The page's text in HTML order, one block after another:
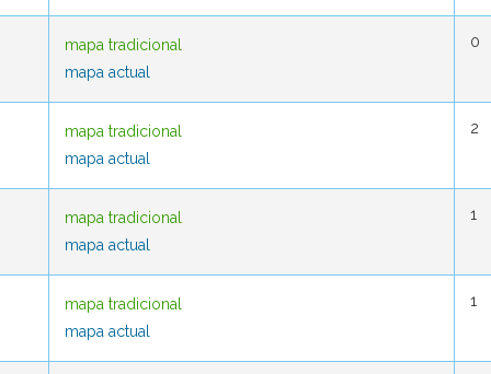
mapa tradicional
mapa actual
0
mapa tradicional
mapa actual
2
mapa tradicional
mapa actual
1
mapa tradicional
mapa actual
1
mapa tradicional
mapa actual
0
mapa tradicional
mapa actual
2
mapa tradicional
mapa actual
1
mapa tradicional
mapa actual
1